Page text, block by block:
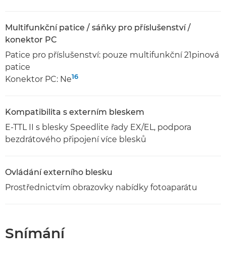
Multifunkční patice / sáňky pro příslušenství /
konektor PC
Patice pro příslušenství: pouze multifunkční 21pinová
patice
Konektor PC: Ne16
Kompatibilita s externím bleskem
E-TTL II s blesky Speedlite řady EX/EL, podpora
bezdrátového připojení více blesků
Ovládání externího blesku
Prostřednictvím obrazovky nabídky fotoaparátu
Snímání